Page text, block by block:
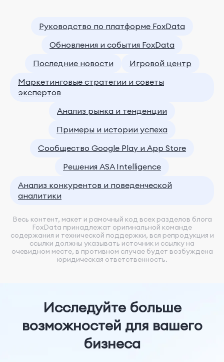
Руководство по платформе FoxData
Обновления и события FoxData
Последние новости
Игровой центр
Маркетинговые стратегии и советы
экспертов
Анализ рынка и тенденции
Примеры и истории успеха
Сообщество Google Play и App Store
Решения ASA Intelligence
Анализ конкурентов и поведенческой
аналитики
Весь контент, макет и рамочный код всех разделов блога
FoxData принадлежат оригинальной команде
содержания и технической поддержки, вся репродукция и
ссылки должны указывать источник и ссылку на
очевидном месте, в противном случае будет возбуждена
юридическая ответственность.
Исследуйте больше
возможностей для вашего
бизнеса